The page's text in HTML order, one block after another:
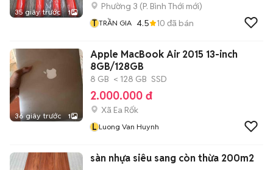
35 giây trước 1
Phường 3 (P. Bình Thới mới)
T TRẦN GIA 4.5 10 đã bán
36 giây trước 1
Apple MacBook Air 2015 13-inch
8GB/128GB
8 GB < 128 GB SSD
2.000.000 đ
Xã Ea Rốk
L Luong Van Huynh
sàn nhựa siêu sang còn thừa 200m2